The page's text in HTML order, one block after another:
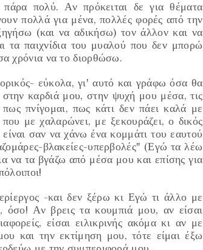
πολύ. Αν πρόκειται δε για θέματα
πολλά για μένα, πολλές φορές από την
(και να αδικήσω) τον άλλον και να
τα παιχνίδια του μυαλού που δεν μπορώ
χρόνια να το διορθώσω.
εύκολα, γι' αυτό και γράφω όσα θα
καρδιά μου, στην ψυχή μου μέσα, τις
πνίγομαι, πως κάτι δεν πάει καλά με
με χαλαρώνει, με ξεκουράζει, ο δικός
σαν να χάνω ένα κομμάτι του εαυτού
βλακείες-υπερβολές" (Εγώ τα λέω
να τα βγάζω από μέσα μου και επίσης για
-και δεν ξέρω κι Εγώ τι άλλο με
όσο! Αν βρεις τα κουμπιά μου, αν είσαι
είσαι ειλικρινής ακόμα κι αν με
και την εκτίμηση μου, τότε είμαι έξω